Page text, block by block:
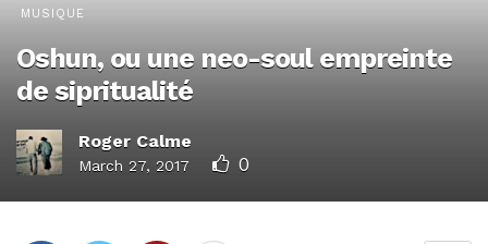
MUSIQUE
Oshun, ou une neo-soul empreinte
de sipritualité
Roger Calme
March 27, 2017 0